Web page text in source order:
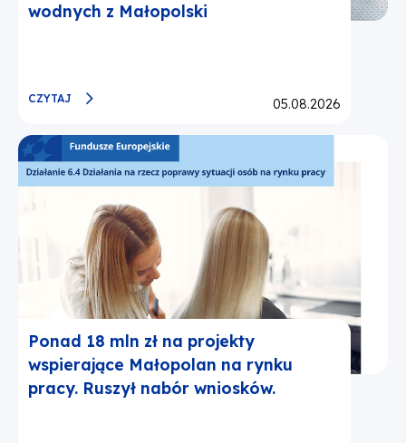
wodnych z Małopolski
CZYTAJ Opublikowano:
05.08.2026
Ponad 18 mln zł na projekty
wspierające Małopolan na rynku
pracy. Ruszył nabór wniosków.